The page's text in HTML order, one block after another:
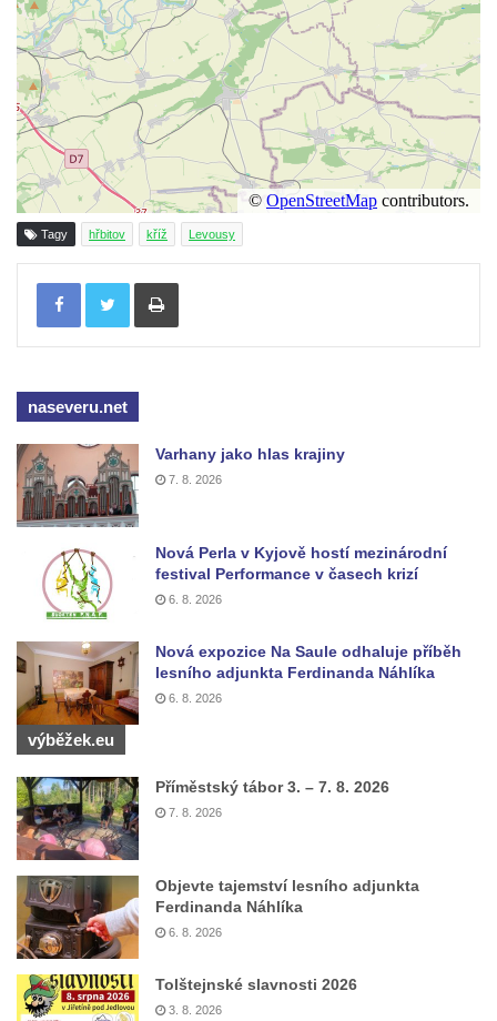
Boží muka v Plavu
Kříž u Obrázku severovýchodně od
Práchně
Kříž na rozcestí u domu čp. 283 v Dolním
Podluží
Görnerův kříž u silnice č. 264 v Dolním
Podluží
Kříž u domu čp. 155 v Chřibské
Údajný kříž u domu čp. 283 ve Chřibské
Kříž na návsi v Bukolu
Kříž u silnice z Chouče do Mirošovic
Centrální kříž hřbitova v Chouči
Kříž na rozcestí v Záluží
Kříž v ulici V Zátiší v Dobříni
Boží muka u domu čp. 392 na rohu ulic Na
Hradčanech a Palackého v Roudnici nad
Labem
Kříž v centru Liběšic
Kříž na návsi v Chouči
Boží muka na rozcestí východně od Chouče
Kříž na návsi v Lužici
Kříž na návsi v Dobrčicích
Kříž u domu čp. 3 v Chrámcích
Kříž u polní cesty severozápadně od Kozel
Údajný kříž na návsi v Kozlech
Centrální kříž hřbitova v Kozlech
Kříž východně od Oparna u cesty na Lovoš
Pamětní kříž na Lovoši
Tagy hřbitov kříž Levousy
Tisknout
naseveru.net
Varhany jako hlas krajiny
7. 8. 2026
Nová Perla v Kyjově hostí mezinárodní
festival Performance v časech krizí
6. 8. 2026
Nová expozice Na Saule odhaluje příběh
lesního adjunkta Ferdinanda Náhlíka
6. 8. 2026
výběžek.eu
Příměstský tábor 3. – 7. 8. 2026
7. 8. 2026
Objevte tajemství lesního adjunkta
Ferdinanda Náhlíka
6. 8. 2026
Tolštejnské slavnosti 2026
3. 8. 2026